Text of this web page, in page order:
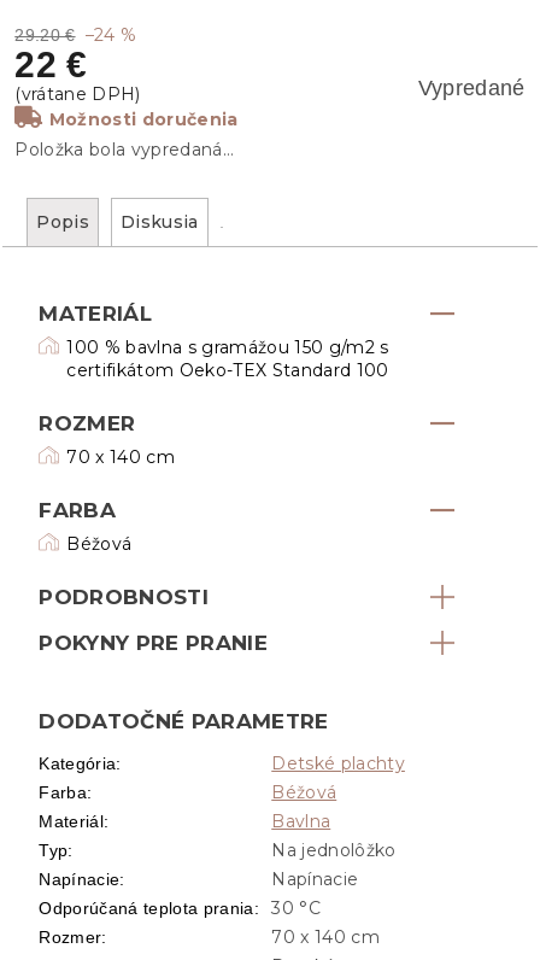
29.20 € –24 %
22 €
Vypredané
Možnosti doručenia
Položka bola vypredaná…
Popis Diskusia
MATERIÁL
100 % bavlna s gramážou 150 g/m2 s
certifikátom Oeko-TEX Standard 100
ROZMER
70 x 140 cm
FARBA
Béžová
PODROBNOSTI
POKYNY PRE PRANIE
DODATOČNÉ PARAMETRE
Kategória: Detské plachty
Farba: Béžová
Materiál: Bavlna
Typ: Na jednolôžko
Napínacie: Napínacie
Odporúčaná teplota prania: 30 °C
Rozmer: 70 x 140 cm